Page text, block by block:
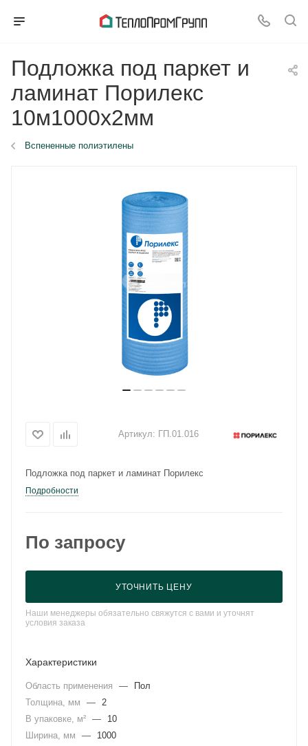
Подложка под паркет и
ламинат Порилекс
10м1000x2мм
Вспененные полиэтилены
Артикул: ГП.01.016
Подложка под паркет и ламинат Порилекс
Подробности
По запросу
УТОЧНИТЬ ЦЕНУ
Наши менеджеры обязательно свяжутся с вами и уточнят
условия заказа
Характеристики
Область применения —
Пол
Толщина, мм
—
2
В упаковке, м² —
10
Ширина, мм
— 1000